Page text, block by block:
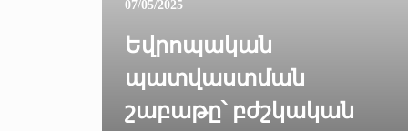
07/05/2025
Եվրոպական
պատվաստման
շաբաթը՝ բժշկական